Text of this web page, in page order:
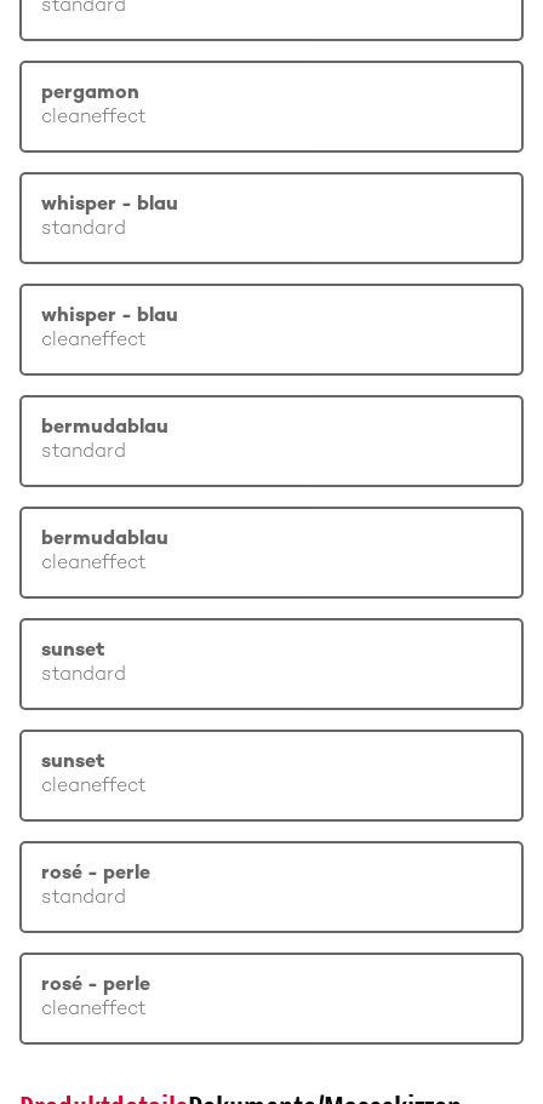
standard
pergamon
cleaneffect
whisper - blau
standard
whisper - blau
cleaneffect
bermudablau
standard
bermudablau
cleaneffect
sunset
standard
sunset
cleaneffect
rosé - perle
standard
rosé - perle
cleaneffect